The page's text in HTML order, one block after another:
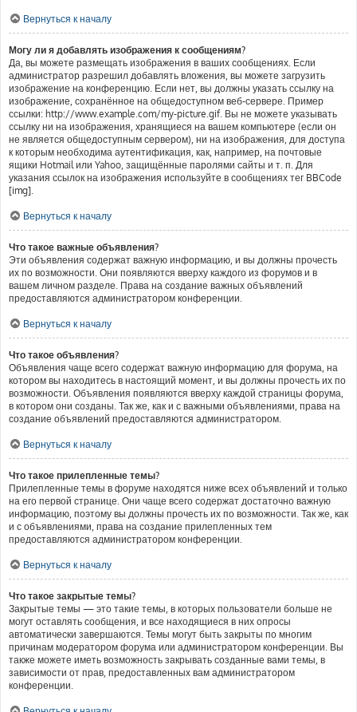
Вернуться к началу
Могу ли я добавлять изображения к сообщениям?
Да, вы можете размещать изображения в ваших сообщениях. Если
администратор разрешил добавлять вложения, вы можете загрузить
изображение на конференцию. Если нет, вы должны указать ссылку на
изображение, сохранённое на общедоступном веб-сервере. Пример
ссылки: http://www.example.com/my-picture.gif. Вы не можете указывать
ссылку ни на изображения, хранящиеся на вашем компьютере (если он
не является общедоступным сервером), ни на изображения, для доступа
к которым необходима аутентификация, как, например, на почтовые
ящики Hotmail или Yahoo, защищённые паролями сайты и т. п. Для
указания ссылок на изображения используйте в сообщениях тег BBCode
[img].
Вернуться к началу
Что такое важные объявления?
Эти объявления содержат важную информацию, и вы должны прочесть
их по возможности. Они появляются вверху каждого из форумов и в
вашем личном разделе. Права на создание важных объявлений
предоставляются администратором конференции.
Вернуться к началу
Что такое объявления?
Объявления чаще всего содержат важную информацию для форума, на
котором вы находитесь в настоящий момент, и вы должны прочесть их по
возможности. Объявления появляются вверху каждой страницы форума,
в котором они созданы. Так же, как и с важными объявлениями, права на
создание объявлений предоставляются администратором.
Вернуться к началу
Что такое прилепленные темы?
Прилепленные темы в форуме находятся ниже всех объявлений и только
на его первой странице. Они чаще всего содержат достаточно важную
информацию, поэтому вы должны прочесть их по возможности. Так же, как
и с объявлениями, права на создание прилепленных тем
предоставляются администратором конференции.
Вернуться к началу
Что такое закрытые темы?
Закрытые темы — это такие темы, в которых пользователи больше не
могут оставлять сообщения, и все находящиеся в них опросы
автоматически завершаются. Темы могут быть закрыты по многим
причинам модератором форума или администратором конференции. Вы
также можете иметь возможность закрывать созданные вами темы, в
зависимости от прав, предоставленных вам администратором
конференции.